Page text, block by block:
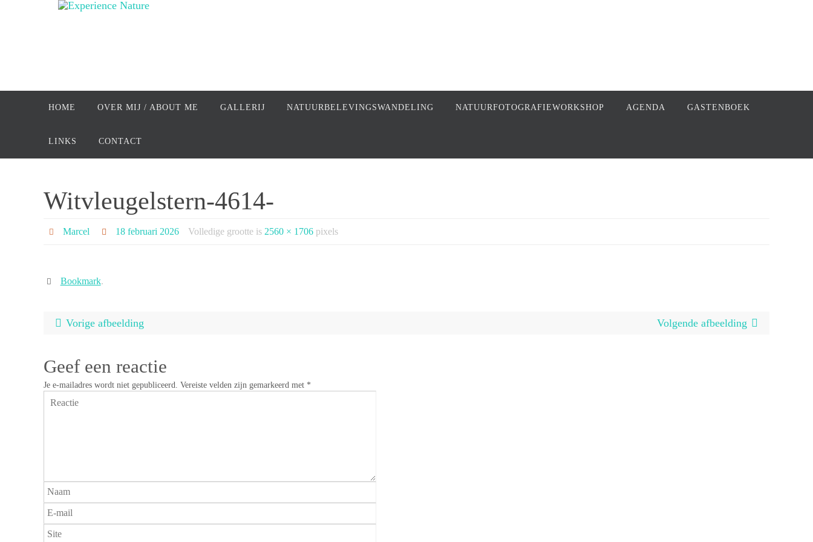
HOME OVER MIJ / ABOUT ME GALLERIJ NATUURBELEVINGSWANDELING NATUURFOTOGRAFIEWORKSHOP AGENDA GASTENBOEK
LINKS CONTACT
Witvleugelstern-4614-
Marcel 18 februari 2026 Volledige grootte is 2560 × 1706 pixels
Bookmark.
Vorige afbeelding Volgende afbeelding
Geef een reactie
Je e-mailadres wordt niet gepubliceerd. Vereiste velden zijn gemarkeerd met *